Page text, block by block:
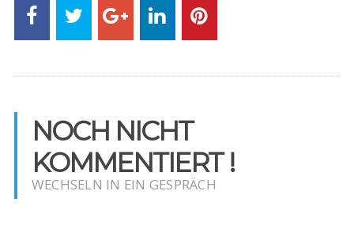
NOCH NICHT
KOMMENTIERT !
WECHSELN IN EIN GESPRÄCH